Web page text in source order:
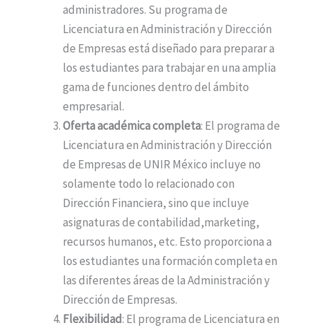
administradores. Su programa de
Licenciatura en Administración y Dirección
de Empresas está diseñado para preparar a
los estudiantes para trabajar en una amplia
gama de funciones dentro del ámbito
empresarial.
Oferta académica completa: El programa de
Licenciatura en Administración y Dirección
de Empresas de UNIR México incluye no
solamente todo lo relacionado con
Dirección Financiera, sino que incluye
asignaturas de contabilidad,marketing,
recursos humanos, etc. Esto proporciona a
los estudiantes una formación completa en
las diferentes áreas de la Administración y
Dirección de Empresas.
Flexibilidad: El programa de Licenciatura en